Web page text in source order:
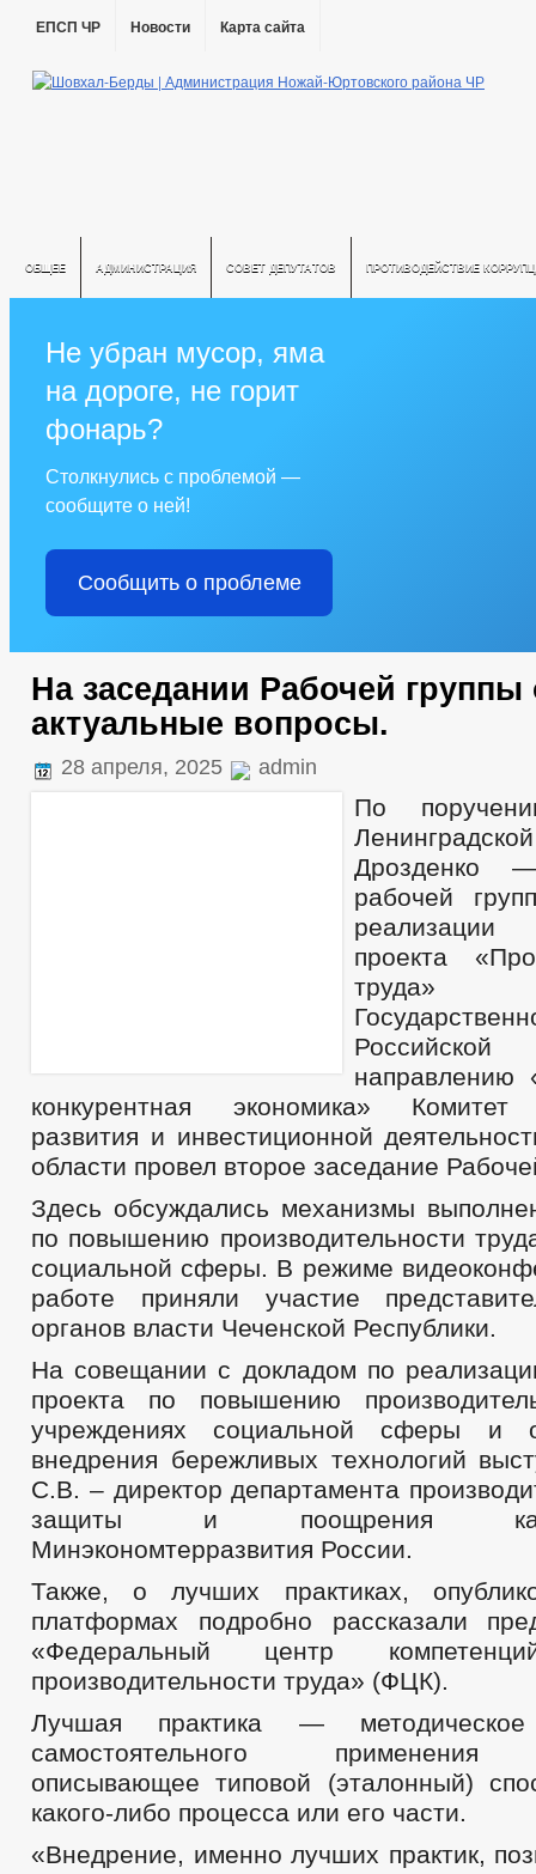
ЕПСП ЧР Новости Карта сайта
ОБЩЕЕ АДМИНИСТРАЦИЯ СОВЕТ ДЕПУТАТОВ ПРОТИВОДЕЙСТВИЕ
Не убран мусор, яма
на дороге, не горит
фонарь?
Столкнулись с проблемой —
сообщите о ней!
Сообщить о проблеме
На заседании Рабочей группы
актуальные вопросы.
28 апреля, 2025 admin
По
Дрозденко
рабочей
реализации
проекта
труда»
направлению
конкурентная экономика» Комитет
развития и инвестиционной
области провел второе заседание
Здесь обсуждались механизмы
по повышению производительности
социальной сферы. В режиме
работе приняли участие
органов власти Чеченской Республики.
На совещании с докладом по
проекта по повышению
учреждениях социальной сферы и
внедрения бережливых технологий
С.В. – директор департамента
защиты и поощрения
Минэкономтерразвития России.
Также, о лучших практиках,
платформах подробно рассказали
«Федеральный центр
производительности труда» (ФЦК).
Лучшая практика —
самостоятельного применения
описывающее типовой (эталонный)
какого-либо процесса или его части.
«Внедрение, именно лучших практик,